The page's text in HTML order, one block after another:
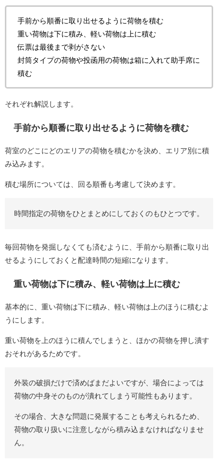
手前から順番に取り出せるように荷物を積む
重い荷物は下に積み、軽い荷物は上に積む
伝票は最後まで剥がさない
封筒タイプの荷物や投函用の荷物は箱に入れて助手席に
積む
それぞれ解説します。
手前から順番に取り出せるように荷物を積む
荷室のどこにどのエリアの荷物を積むかを決め、エリア別に積
み込みます。
積む場所については、回る順番も考慮して決めます。
時間指定の荷物をひとまとめにしておくのもひとつです。
毎回荷物を発掘しなくても済むように、手前から順番に取り出
せるようにしておくと配達時間の短縮になります。
重い荷物は下に積み、軽い荷物は上に積む
基本的に、重い荷物は下に積み、軽い荷物は上のほうに積むよ
うにします。
重い荷物を上のほうに積んでしまうと、ほかの荷物を押し潰す
おそれがあるためです。
外装の破損だけで済めばまだよいですが、場合によっては
荷物の中身そのものが潰れてしまう可能性もあります。
その場合、大きな問題に発展することも考えられるため、
荷物の取り扱いに注意しながら積み込まなければなりませ
ん。